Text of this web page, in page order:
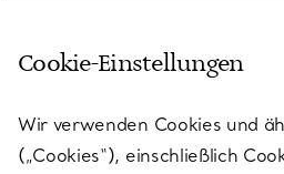
KUNDENSERVICE
SERVICES
Cookie-Einstellungen
Wir verwenden Cookies und
(„Cookies“), einschließlich